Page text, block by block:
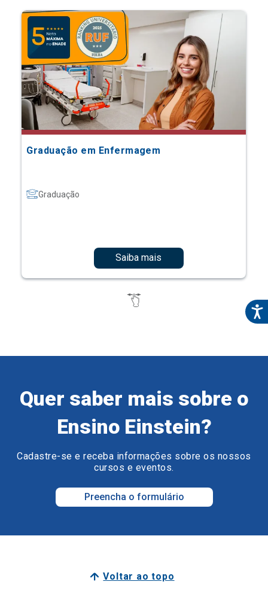
Graduação em Enfermagem
Graduação
Saiba mais
Quer saber mais sobre o
Ensino Einstein?
Cadastre-se e receba informações sobre os nossos
cursos e eventos.
Preencha o formulário
Voltar ao topo